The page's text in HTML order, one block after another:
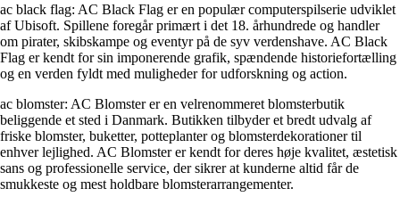
ac black flag: AC Black Flag er en populær computerspilserie udviklet
af Ubisoft. Spillene foregår primært i det 18. århundrede og handler
om pirater, skibskampe og eventyr på de syv verdenshave. AC Black
Flag er kendt for sin imponerende grafik, spændende historiefortælling
og en verden fyldt med muligheder for udforskning og action.
ac blomster: AC Blomster er en velrenommeret blomsterbutik
beliggende et sted i Danmark. Butikken tilbyder et bredt udvalg af
friske blomster, buketter, potteplanter og blomsterdekorationer til
enhver lejlighed. AC Blomster er kendt for deres høje kvalitet, æstetisk
sans og professionelle service, der sikrer at kunderne altid får de
smukkeste og mest holdbare blomsterarrangementer.